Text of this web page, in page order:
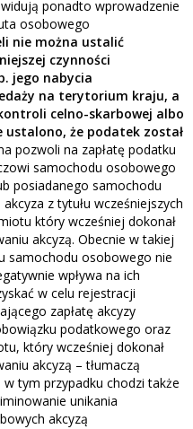
ponadto wprowadzenie
osobowego
nie można ustalić
czynności
jego nabycia
na terytorium kraju, a
celno-skarbowej albo
że podatek został
pozwoli na zapłatę podatku
samochodu osobowego
posiadanego samochodu
z tytułu wcześniejszych
który wcześniej dokonał
akcyzą. Obecnie w takiej
samochodu osobowego nie
wpływa na ich
w celu rejestracji
zapłatę akcyzy
podatkowego oraz
który wcześniej dokonał
akcyzą – tłumaczą
tym przypadku chodzi także
unikania
akcyzą